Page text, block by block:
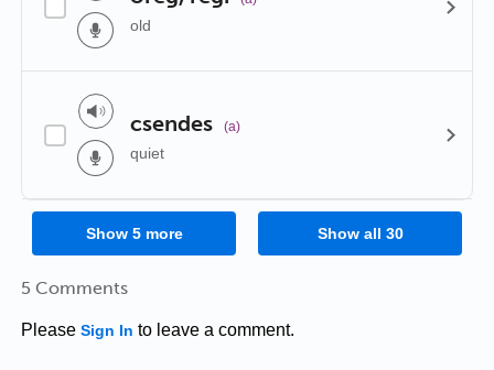
old
csendes (a)
quiet
Show 5more Show all 30
5 Comments
Please Sign In to leave a comment.